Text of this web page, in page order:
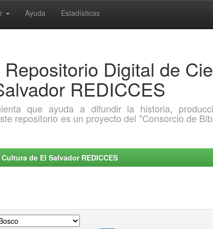
Ayuda Estadísticas
Digital de
REDICCES
que ayuda a difundir la historia,
repositorio es un proyecto del "Consorcio de
de El Salvador REDICCES